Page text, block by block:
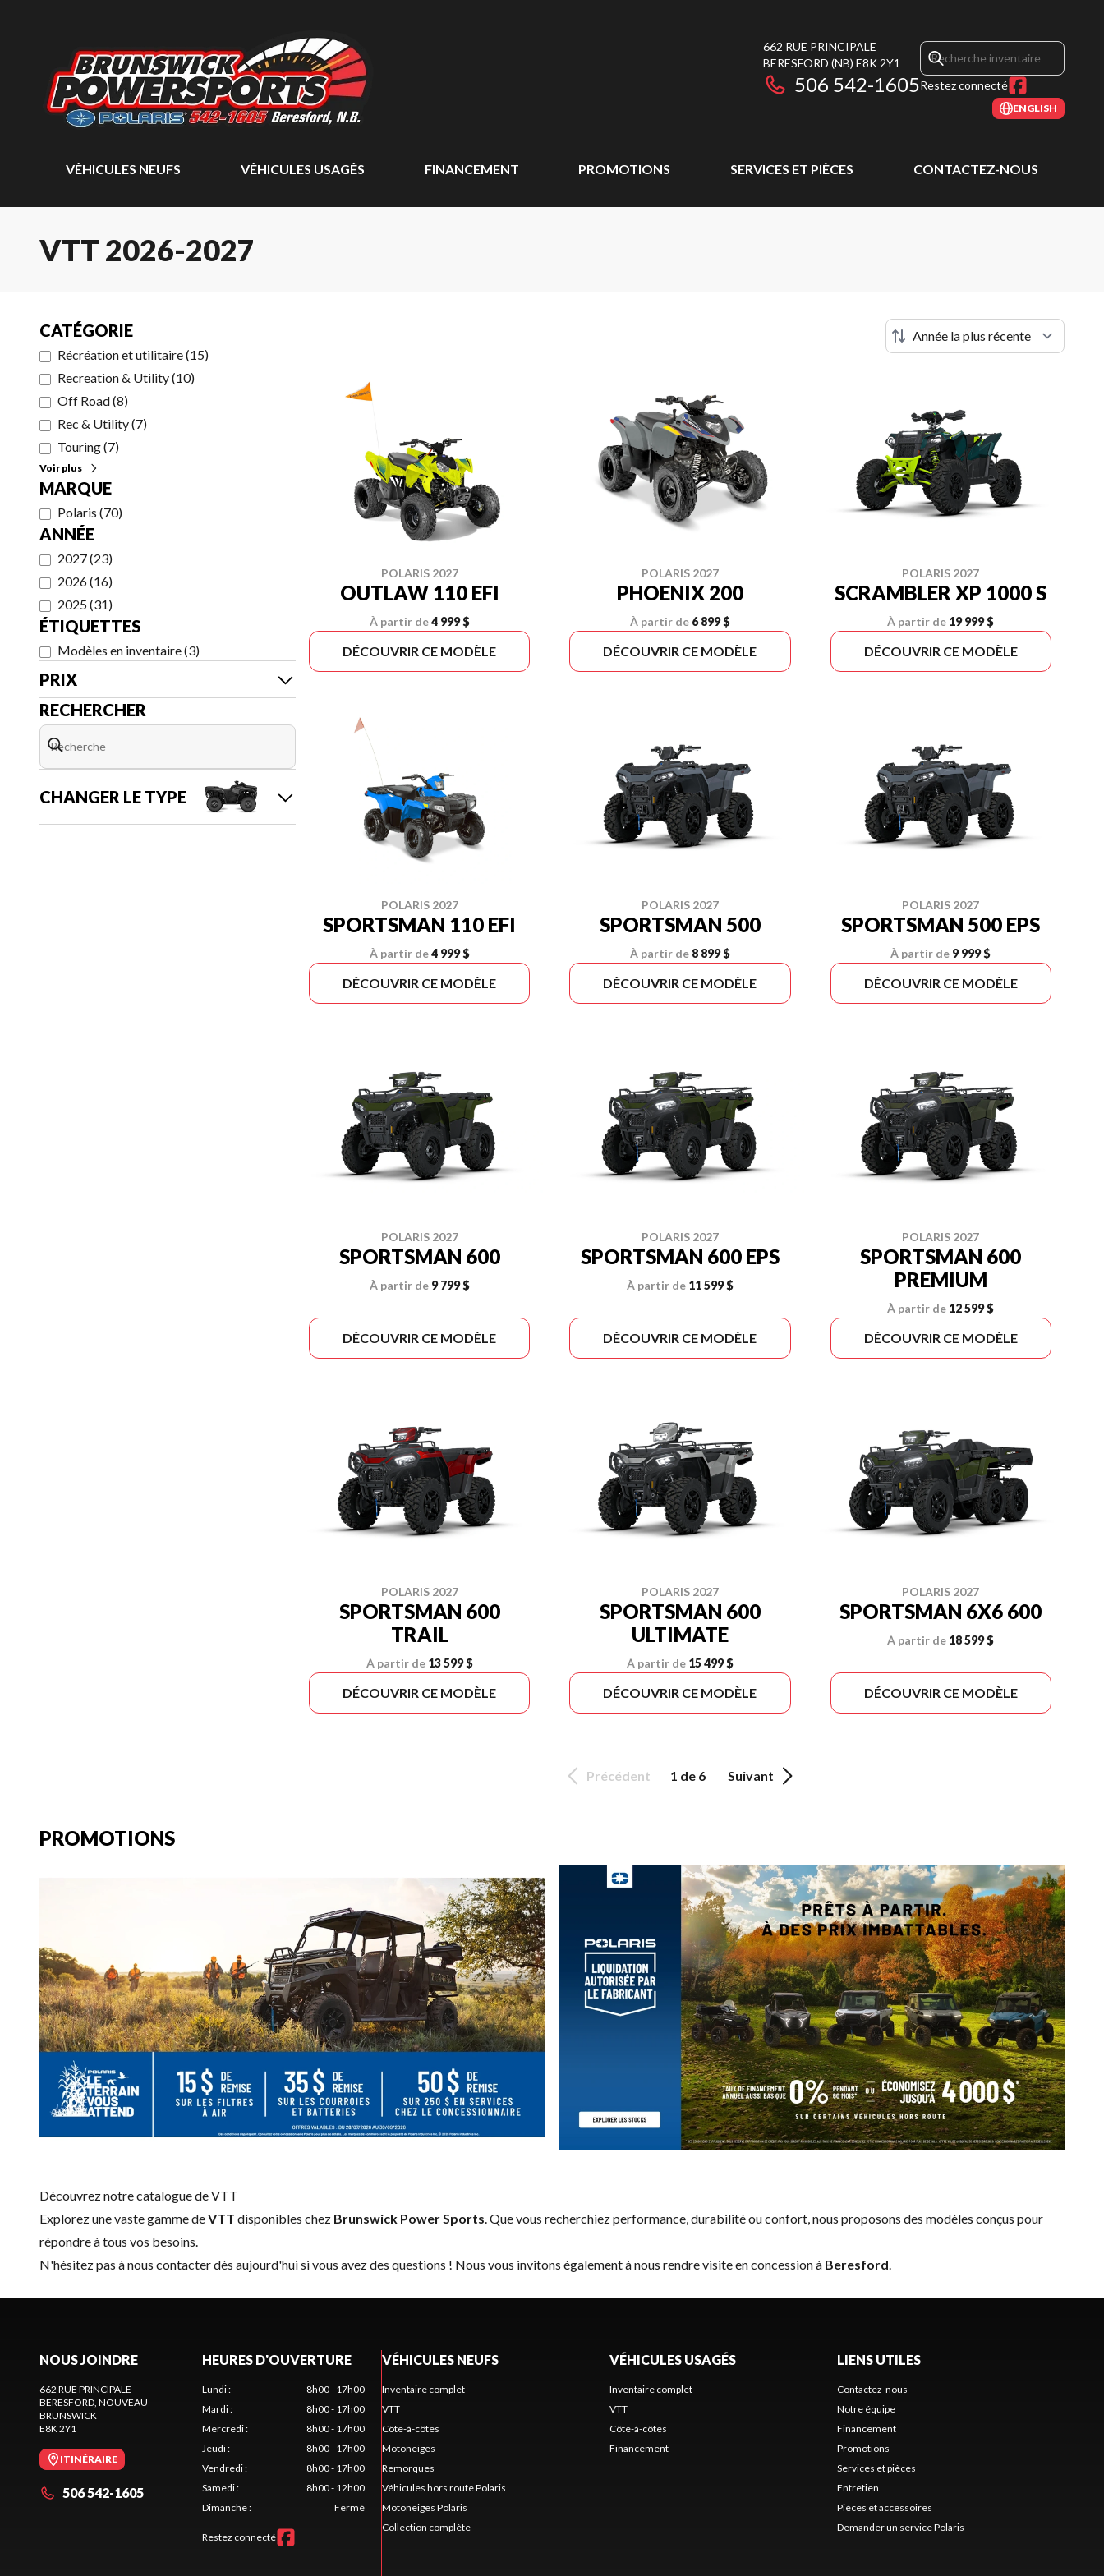
662 RUE PRINCIPALE
BERESFORD (NB) E8K 2Y1
506 542-1605Restez connecté
ENGLISH
VÉHICULES NEUFS VÉHICULES USAGÉS FINANCEMENT PROMOTIONS SERVICES ET PIÈCES CONTACTEZ-NOUS
VTT 2026-2027
CATÉGORIE
Récréation et utilitaire(15)
Recreation & Utility(10)
Off Road(8)
Rec & Utility(7)
Touring(7)
Voir plus
MARQUE
Polaris (70)
ANNÉE
2027(23)
2026(16)
2025(31)
ÉTIQUETTES
Modèles en inventaire(3)
PRIX
RECHERCHER
CHANGER LE TYPE
POLARIS 2027
OUTLAW 110 EFI
À partir de4 999 $
DÉCOUVRIR CE MODÈLE
POLARIS 2027
PHOENIX 200
À partir de 6 899 $
DÉCOUVRIR CE MODÈLE
POLARIS 2027
SCRAMBLER XP 1000 S
À partir de 19 999 $
DÉCOUVRIR CE MODÈLE
POLARIS 2027
SPORTSMAN 110 EFI
À partir de4 999 $
DÉCOUVRIR CE MODÈLE
POLARIS 2027
SPORTSMAN 500
À partir de 8 899 $
DÉCOUVRIR CE MODÈLE
POLARIS 2027
SPORTSMAN 500 EPS
À partir de 9 999 $
DÉCOUVRIR CE MODÈLE
POLARIS 2027
SPORTSMAN 600
À partir de 9 799 $
DÉCOUVRIR CE MODÈLE
POLARIS 2027
SPORTSMAN 600 EPS
À partir de 11 599 $
DÉCOUVRIR CE MODÈLE
POLARIS 2027
SPORTSMAN 600
PREMIUM
À partir de 12 599 $
DÉCOUVRIR CE MODÈLE
POLARIS 2027
SPORTSMAN 600
TRAIL
À partir de 13 599 $
DÉCOUVRIR CE MODÈLE
POLARIS 2027
SPORTSMAN 600
ULTIMATE
À partir de 15 499 $
DÉCOUVRIR CE MODÈLE
POLARIS 2027
SPORTSMAN 6X6 600
À partir de 18 599 $
DÉCOUVRIR CE MODÈLE
Précédent 1 de 6 Suivant
PROMOTIONS
Découvrez notre catalogue de VTT
Explorez une vaste gamme deVTT disponibles chez Brunswick Power Sports . Que vous recherchiez performance, durabilité ou confort, nous proposons des modèles conçus pour
répondre à tous vos besoins.
N'hésitez pas ànous contacterdès aujourd'hui si vous avez des questions ! Nous vous invitons également à nous rendre visite en concession à Beresford
NOUS JOINDRE
662 RUE PRINCIPALE
BERESFORD , NOUVEAU-
BRUNSWICK
E8K 2Y1
ITINÉRAIRE
506 542-1605
HEURES D'OUVERTURE
Lundi:
8h00 - 17h00
Mardi:
8h00 - 17h00
Mercredi:
8h00 - 17h00
Jeudi:
8h00 - 17h00
Vendredi:
8h00 - 17h00
Samedi:
8h00 - 12h00
Dimanche: Fermé
Restez connecté
VÉHICULES NEUFS
Inventaire complet
VTT
Côte-à-côtes
Motoneiges
Remorques
Véhicules hors route Polaris
Motoneiges Polaris
Collection complète
VÉHICULES USAGÉS
Inventaire complet
VTT
Côte-à-côtes
Financement
LIENS UTILES
Contactez-nous
Notre équipe
Financement
Promotions
Services et pièces
Entretien
Pièces et accessoires
Demander un service Polaris